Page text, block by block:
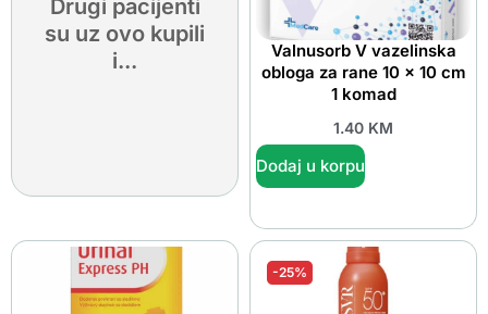
Drugi pacijenti
su uz ovo kupili
i...
Valnusorb V vazelinska
obloga za rane 10 x 10 cm
1 komad
1.40 KM
Dodaj u korpu
-25%